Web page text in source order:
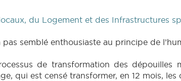
du Logement et des Infrastructures
semblé enthousiaste au principe de
de transformation des dépouilles
qui est censé transformer, en 12 mois, les